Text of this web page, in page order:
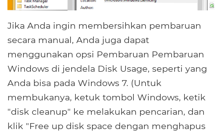
Jika Anda ingin membersihkan pembaruan
secara manual, Anda juga dapat
menggunakan opsi Pembaruan Pembaruan
Windows di jendela Disk Usage, seperti yang
Anda bisa pada Windows 7. (Untuk
membukanya, ketuk tombol Windows, ketik
"disk cleanup" ke melakukan pencarian, dan
klik "Free up disk space dengan menghapus